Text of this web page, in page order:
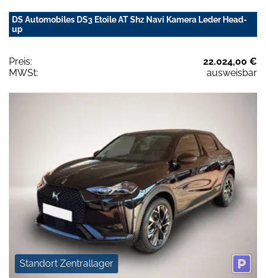
DS Automobiles DS3 Etoile AT Shz Navi Kamera Leder Head-
up
Preis:
22.024,00 €
MWSt:
ausweisbar
Standort Zentrallager